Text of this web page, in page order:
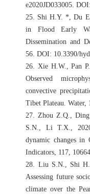
e2020JD033005.
25. Shi H.Y. *, Du
in Flood Early
Dissemination and
56. DOI: 10.3390/
26. Xie H.W., Pan
Observed
convective
Tibet Plateau.
27. Zhou Z.Q.,
S.N., Li T.X.,
dynamic changes in
Indicators, 117,
28. Liu S.N., Shi
Assessing future
climate over the